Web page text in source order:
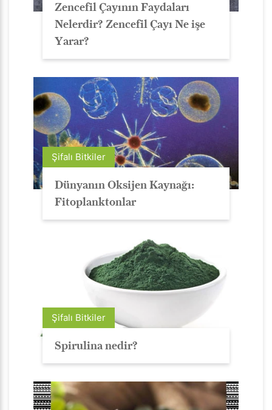
Zencefil Çayının Faydaları
Nelerdir? Zencefil Çayı Ne işe
Yarar?
Şifalı Bitkiler
Dünyanın Oksijen Kaynağı:
Fitoplanktonlar
Şifalı Bitkiler
Spirulina nedir?